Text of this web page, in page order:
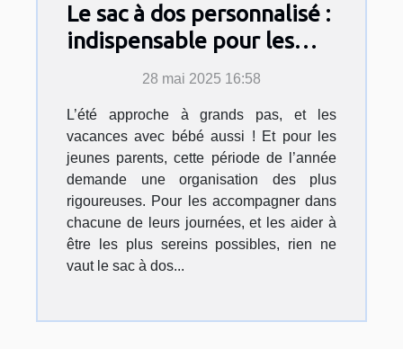
Le sac à dos personnalisé :
indispensable pour les
vacances de bébé cet été !
28 mai 2025 16:58
L’été approche à grands pas, et les
vacances avec bébé aussi ! Et pour les
jeunes parents, cette période de l’année
demande une organisation des plus
rigoureuses. Pour les accompagner dans
chacune de leurs journées, et les aider à
être les plus sereins possibles, rien ne
vaut le sac à dos...